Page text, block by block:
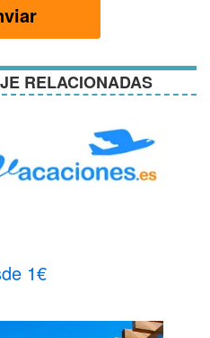
RELACIONADAS
1€